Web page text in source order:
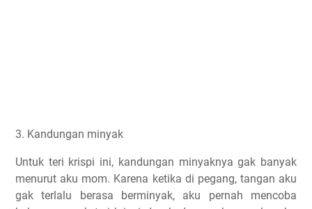
3. Kandungan minyak
Untuk teri krispi ini, kandungan minyaknya gak banyak
menurut aku mom. Karena ketika di pegang, tangan aku
gak terlalu berasa berminyak, aku pernah mencoba